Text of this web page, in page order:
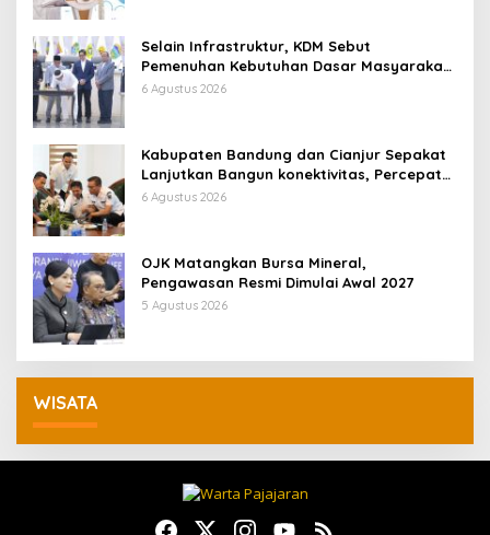
Selain Infrastruktur, KDM Sebut
Pemenuhan Kebutuhan Dasar Masyarakat
Jadi Fokus APBD Jabar 2027
6 Agustus 2026
Kabupaten Bandung dan Cianjur Sepakat
Lanjutkan Bangun konektivitas, Percepat
Pertumbuhan Ekonomi Daerah
6 Agustus 2026
OJK Matangkan Bursa Mineral,
Pengawasan Resmi Dimulai Awal 2027
5 Agustus 2026
WISATA